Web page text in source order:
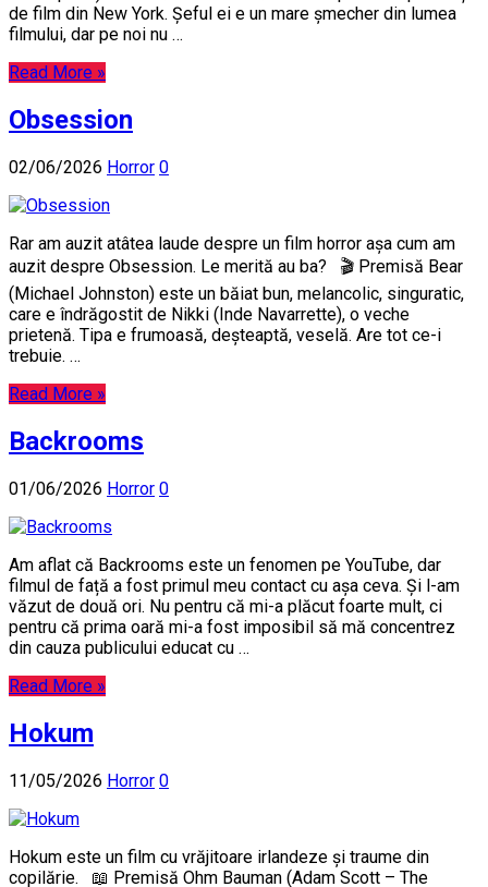
de film din New York. Șeful ei e un mare șmecher din lumea
filmului, dar pe noi nu …
Read More »
Obsession
02/06/2026 Horror 0
Rar am auzit atâtea laude despre un film horror așa cum am
auzit despre Obsession. Le merită au ba? 🎬 Premisă Bear
(Michael Johnston) este un băiat bun, melancolic, singuratic,
care e îndrăgostit de Nikki (Inde Navarrette), o veche
prietenă. Tipa e frumoasă, deșteaptă, veselă. Are tot ce-i
trebuie. …
Read More »
Backrooms
01/06/2026 Horror 0
Am aflat că Backrooms este un fenomen pe YouTube, dar
filmul de față a fost primul meu contact cu așa ceva. Și l-am
văzut de două ori. Nu pentru că mi-a plăcut foarte mult, ci
pentru că prima oară mi-a fost imposibil să mă concentrez
din cauza publicului educat cu …
Read More »
Hokum
11/05/2026 Horror 0
Hokum este un film cu vrăjitoare irlandeze și traume din
copilărie. 📖 Premisă Ohm Bauman (Adam Scott – The